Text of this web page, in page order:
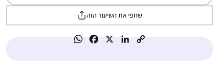
שתפי את השיעור הזה